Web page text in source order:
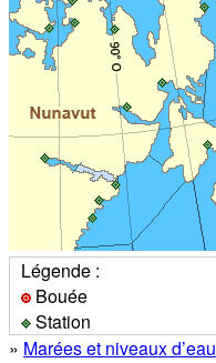
Légende :
Bouée
Station
» Marées et niveaux d’eau